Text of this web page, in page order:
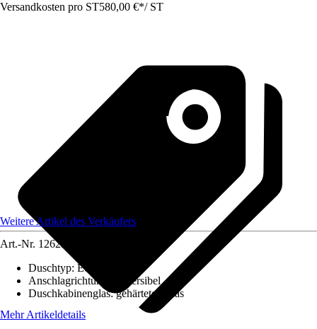
Versandkosten pro ST580,00 €*/ ST
Weitere Artikel des Verkäufers
Art.-Nr. 12629911
Duschtyp: Eckeinstieg
Anschlagrichtung
Reversibel
Duschkabinenglas:gehärtetes Glas
Mehr Artikeldetails